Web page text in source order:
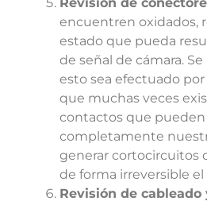
encuentren oxidados,
estado que pueda
de señal de cámara.
esto sea efectuado
que muchas veces
contactos que pueden
completamente
generar cortocircuitos
de forma irreversible
Revisión de cableado